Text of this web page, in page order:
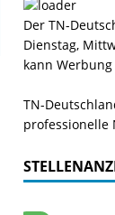
Der TN-
Dienstag,
kann
TN-
professionelle